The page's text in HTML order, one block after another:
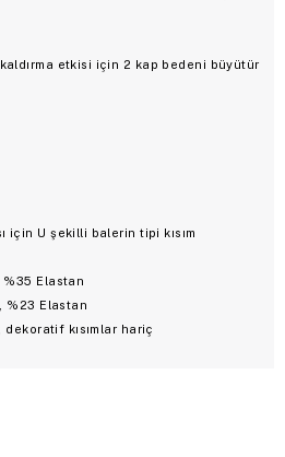
etkisi için 2 kap bedeni büyütür
için U şekilli balerin tipi kısım
Elastan
%23 Elastan
dekoratif kısımlar hariç